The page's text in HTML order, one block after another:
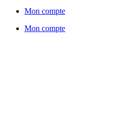
Mon compte
Mon compte